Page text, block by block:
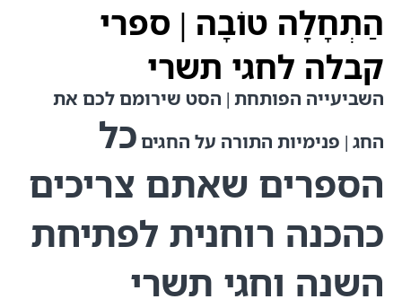
הַתְחָלָה טוֹבָה | ספרי
קבלה לחגי תשרי
השביעייה הפותחת | הסט שירומם לכם את
החג | פנימיות התורה על החגים כל
הספרים שאתם צריכים
כהכנה רוחנית לפתיחת
השנה וחגי תשרי